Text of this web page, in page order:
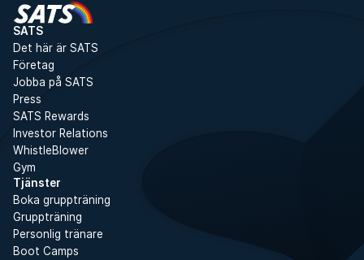
SATS
Det här är SATS
Företag
Jobba på SATS
Press
SATS Rewards
Investor Relations
WhistleBlower
Gym
Tjänster
Boka gruppträning
Gruppträning
Personlig tränare
Boot Camps